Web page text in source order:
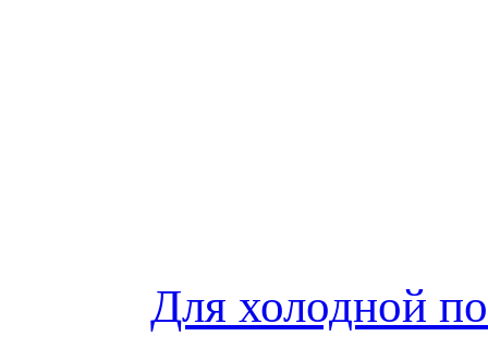
Для холодной